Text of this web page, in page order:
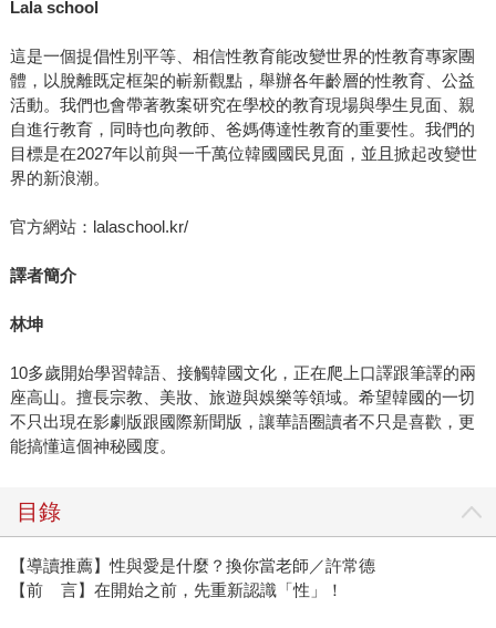
Lala school
這是一個提倡性別平等、相信性教育能改變世界的性教育專家團
體，以脫離既定框架的嶄新觀點，舉辦各年齡層的性教育、公益
活動。我們也會帶著教案研究在學校的教育現場與學生見面、親
自進行教育，同時也向教師、爸媽傳達性教育的重要性。我們的
目標是在2027年以前與一千萬位韓國國民見面，並且掀起改變世
界的新浪潮。
官方網站：lalaschool.kr/
譯者簡介
林坤
10多歲開始學習韓語、接觸韓國文化，正在爬上口譯跟筆譯的兩
座高山。擅長宗教、美妝、旅遊與娛樂等領域。希望韓國的一切
不只出現在影劇版跟國際新聞版，讓華語圈讀者不只是喜歡，更
能搞懂這個神秘國度。
目錄
【導讀推薦】性與愛是什麼？換你當老師／許常德
【前 言】在開始之前，先重新認識「性」！